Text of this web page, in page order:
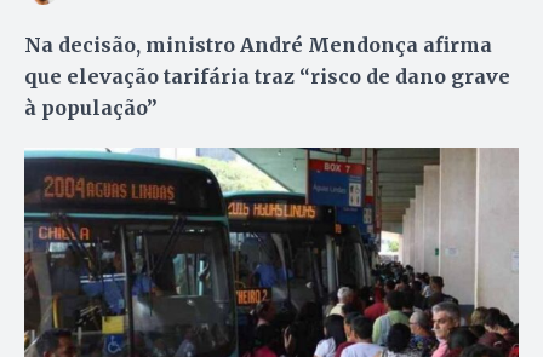
Na decisão, ministro André Mendonça afirma
que elevação tarifária traz “risco de dano grave
à população”